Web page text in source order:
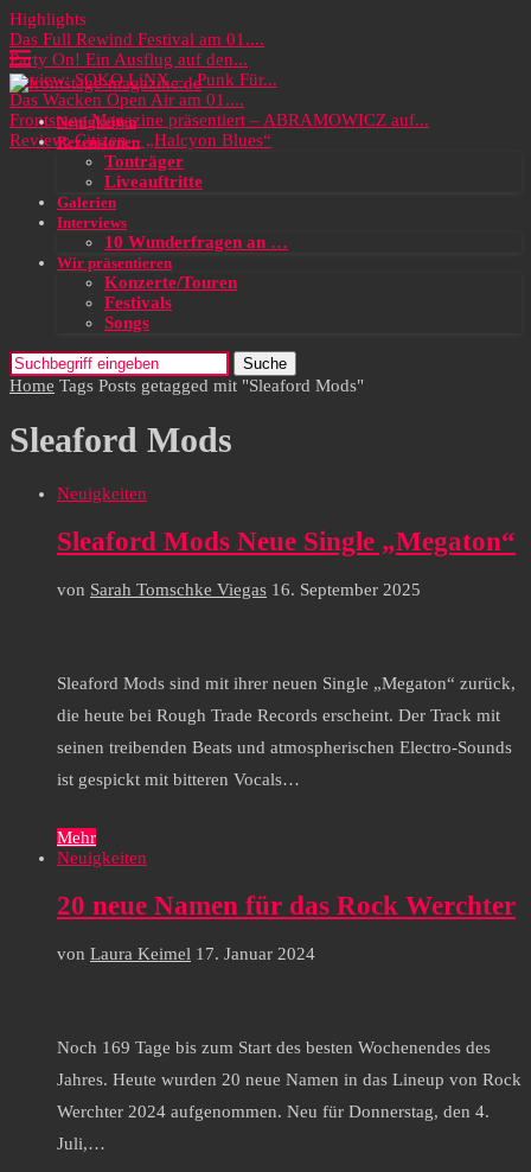
Highlights
Das Full Rewind Festival am 01....
Party On! Ein Ausflug auf den...
Review: SOKO LiNX – „Punk Für...
Das Wacken Open Air am 01....
Frontstage Magazine präsentiert – ABRAMOWICZ auf...
Review: Citizen – „Halcyon Blues“
Neuigkeiten
Rezensionen
Tonträger
Liveauftritte
Galerien
Interviews
10 Wunderfragen an …
Wir präsentieren
Konzerte/Touren
Festivals
Songs
Suche
Home Tags Posts getagged mit "Sleaford Mods"
Sleaford Mods
Neuigkeiten
Sleaford Mods Neue Single „Megaton“
von Sarah Tomschke Viegas 16. September 2025
Sleaford Mods sind mit ihrer neuen Single „Megaton“ zurück,
die heute bei Rough Trade Records erscheint. Der Track mit
seinen treibenden Beats und atmospherischen Electro-Sounds
ist gespickt mit bitteren Vocals…
Mehr
Neuigkeiten
20 neue Namen für das Rock Werchter
von Laura Keimel 17. Januar 2024
Noch 169 Tage bis zum Start des besten Wochenendes des
Jahres. Heute wurden 20 neue Namen in das Lineup von Rock
Werchter 2024 aufgenommen. Neu für Donnerstag, den 4.
Juli,…